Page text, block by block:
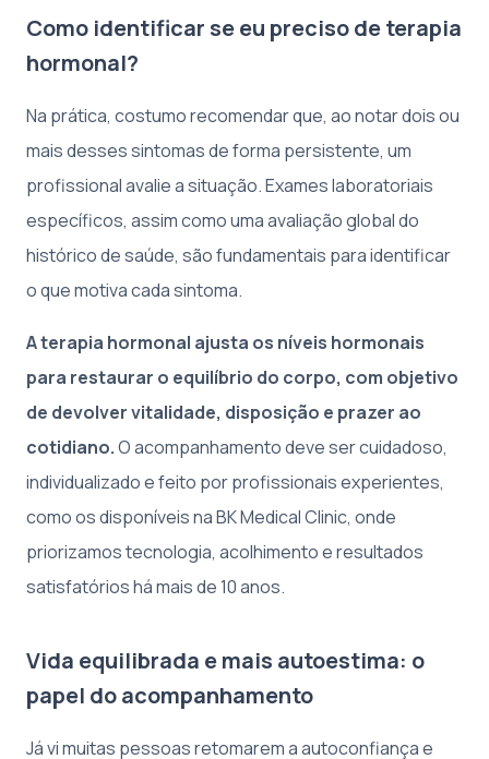
Como identificar se eu preciso de terapia
hormonal?
Na prática, costumo recomendar que, ao notar dois ou
mais desses sintomas de forma persistente, um
profissional avalie a situação. Exames laboratoriais
específicos, assim como uma avaliação global do
histórico de saúde, são fundamentais para identificar
o que motiva cada sintoma.
A terapia hormonal ajusta os níveis hormonais
para restaurar o equilíbrio do corpo, com objetivo
de devolver vitalidade, disposição e prazer ao
cotidiano.O acompanhamento deve ser cuidadoso,
individualizado e feito por profissionais experientes,
como os disponíveis na BK Medical Clinic, onde
priorizamos tecnologia, acolhimento e resultados
satisfatórios há mais de 10 anos.
Vida equilibrada e mais autoestima: o
papel do acompanhamento
Já vi muitas pessoas retomarem a autoconfiança e